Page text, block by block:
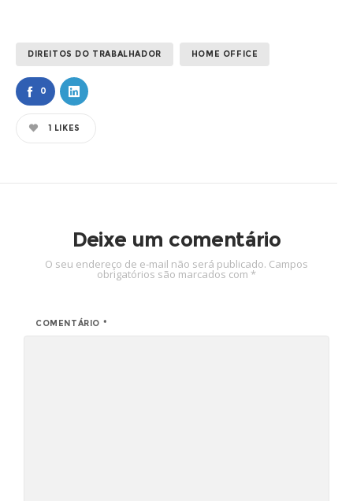
DIREITOS DO TRABALHADOR HOME OFFICE
0
1 LIKES
Deixe um comentário
O seu endereço de e-mail não será publicado. Campos
obrigatórios são marcados com *
COMENTÁRIO *